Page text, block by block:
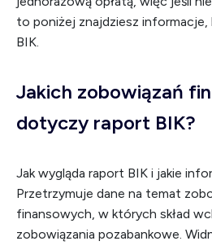
to poniżej znajdziesz
BIK.
Jakich zobowiązań
dotyczy raport BIK?
Jak wygląda raport BIK i jakie
Przetrzymuje dane na temat
finansowych, w których skład
zobowiązania pozabankowe.